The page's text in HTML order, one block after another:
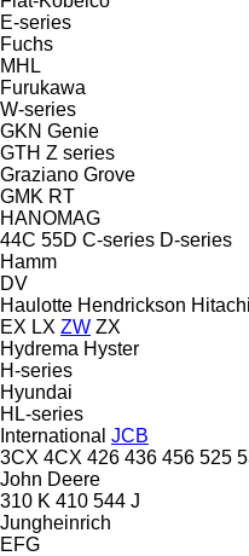
E-series
Fuchs
MHL
Furukawa
W-series
GKN Genie
GTH Z series
Graziano Grove
GMK RT
HANOMAG
44C 55D C-series D-series
Hamm
DV
Haulotte Hendrickson Hitachi
EX LX ZW ZX
Hydrema Hyster
H-series
Hyundai
HL-series
International JCB
3CX 4CX 426 436 456 525
John Deere
310 K 410 544 J
Jungheinrich
EFG